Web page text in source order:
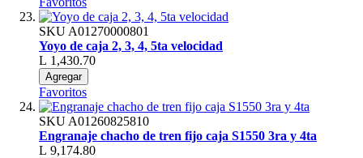
SKU A01270000801
Yoyo de caja 2, 3, 4, 5ta velocidad
L 1,430.70
Agregar
Favoritos
SKU A01260825810
Engranaje chacho de tren fijo caja S1550 3ra y 4ta
L 9,174.80